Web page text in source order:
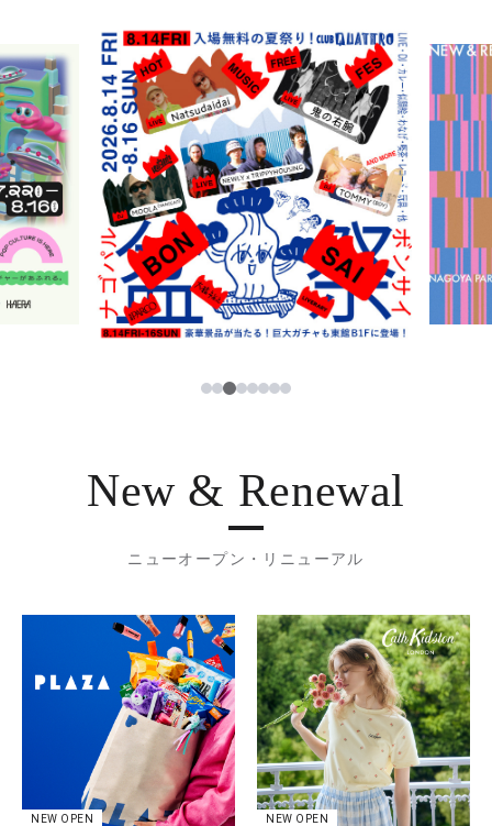
レストラン・カフェ
TAX FREE
PARCOメンバーズ
JP
ภาษาไทย
日本語
1234567
New & Renewal
ニューオープン・リニューアル
NEW OPEN NEW OPEN